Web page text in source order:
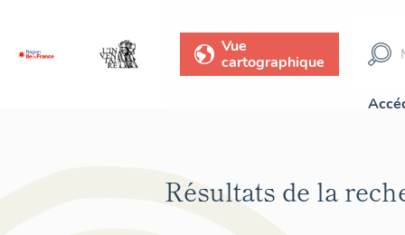
Vue
cartographique
Résultats de la